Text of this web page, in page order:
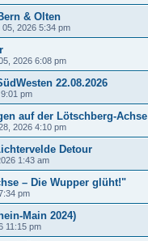
& Olten
05, 2026 5:34 pm
2026 6:08 pm
22.08.2026
pm
auf der Lötschberg-Achse
2026 4:10 pm
Detour
1:43 am
– Die Wupper glüht!"
pm
Main 2024)
11:15 pm